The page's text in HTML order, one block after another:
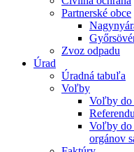
Partnerské obce
Zvoz odpadu
Úrad
Úradná tabuľa
Voľby
Voľby do
Voľby do
orgánov